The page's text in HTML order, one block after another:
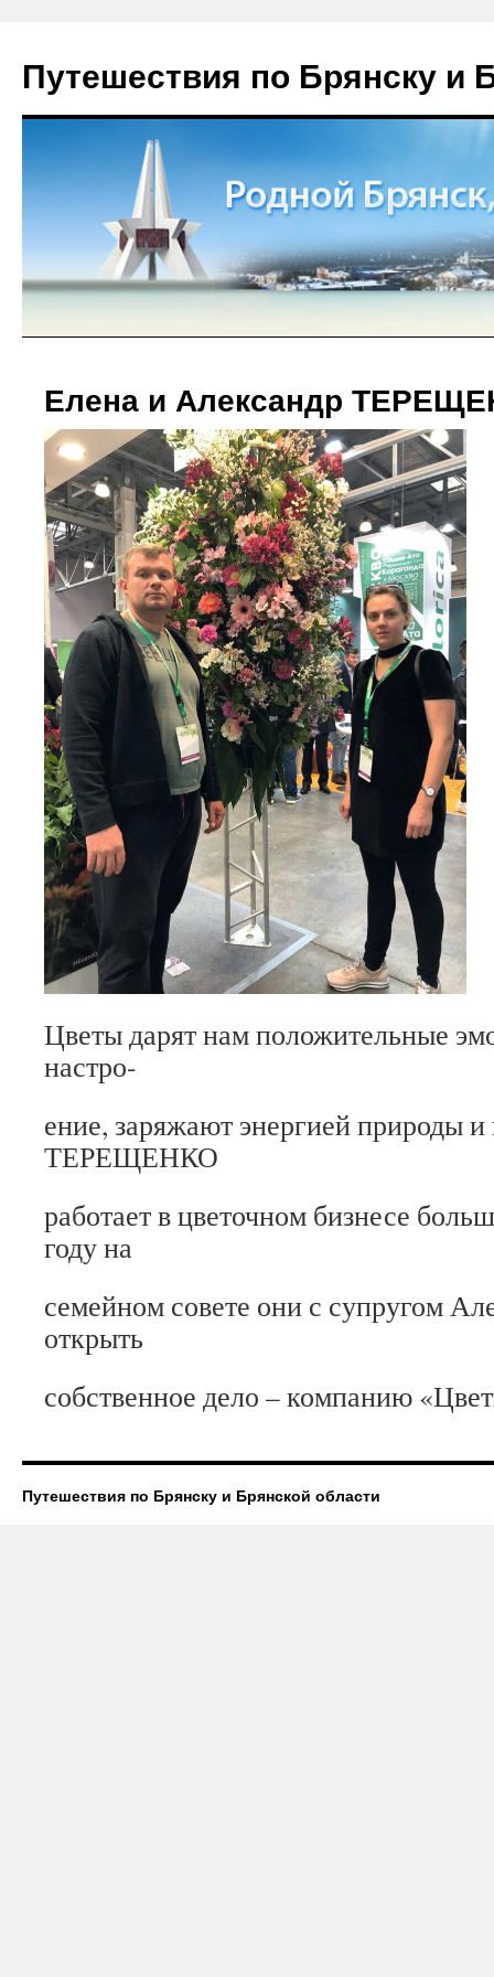
Путешествия по Брянску и
Елена и Александр
Цветы дарят нам положительные
настро-
ение, заряжают энергией природы
ТЕРЕЩЕНКО
работает в цветочном бизнесе
году на
семейном совете они с супругом
открыть
собственное дело – компанию
Путешествия по Брянску и Брянской области